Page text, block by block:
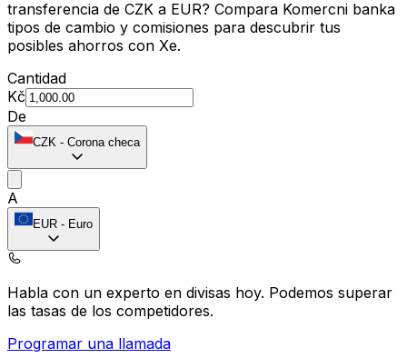
transferencia de CZK a EUR? Compara Komercni banka
tipos de cambio y comisiones para descubrir tus
posibles ahorros con Xe.
Cantidad
Kč
De
CZK - Corona checa
A
EUR - Euro
Habla con un experto en divisas hoy. Podemos superar
las tasas de los competidores.
Programar una llamada